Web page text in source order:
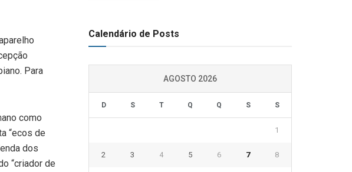
Para
como
“ecos de
dos
“criador de
Calendário de Posts
AGOSTO 2026
D S T Q Q S S
1
2 3 4 5 6 7 8